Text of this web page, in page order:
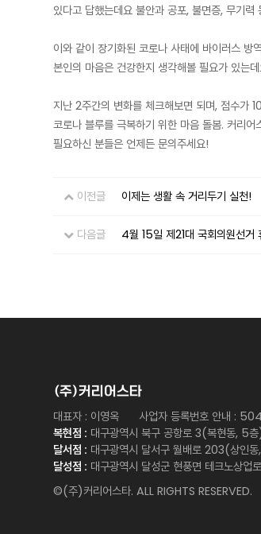
있다고 답했는데요 불안과 공포, 불면증, 무기
이와 같이 장기화된 코로나 사태에 바이러스 방
본인의 마음은 건강한지 생각해볼 필요가 있는
지난 2주간의 변화를 체크해보면 되며, 점수가
코로나 블루를 극복하기 위한 마음 돌봄. 커리
필요하신 분들은 언제든 문의주세요!
이전글 이제는 생활 속 거리두기 실천!
다음글 4월 15일 제21대 국회의원선거
(주)커리어스타
대표자 : 이영옥
사업자 등록번호 안내 :
복현점 : 대구광역시 북구 공항로 3(복현동, 5
달서점 : 대구광역시 달서구 월배로 203(상인
달성점 : 대구광역시 달성군 현풍면 테크노상
©(주)커리어스타. ALL RIGHTS RESERVED.